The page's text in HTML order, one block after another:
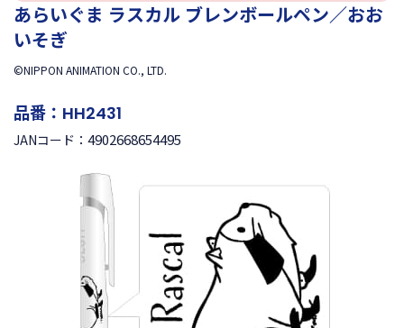
あらいぐま ラスカル ブレンボールペン／おお
いそぎ
©NIPPON ANIMATION CO., LTD.
品番： HH2431
JANコード： 4902668654495